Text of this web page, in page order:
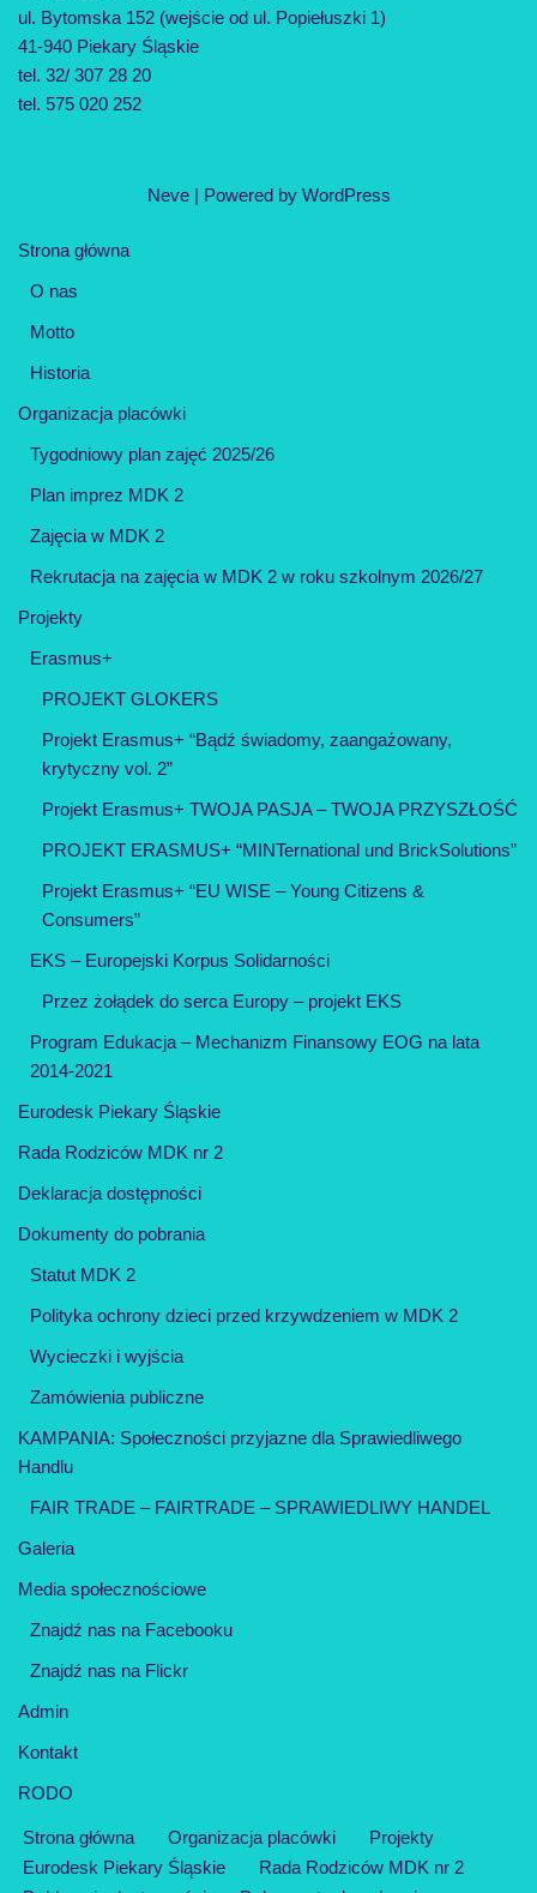
ul. Bytomska 152 (wejście od ul. Popiełuszki 1)
41-940 Piekary Śląskie
tel. 32/ 307 28 20
tel. 575 020 252
Neve| Powered by WordPress
Strona główna
O nas
Motto
Historia
Organizacja placówki
Tygodniowy plan zajęć 2025/26
Plan imprez MDK 2
Zajęcia w MDK 2
Rekrutacja na zajęcia w MDK 2 w roku szkolnym 2026/27
Projekty
Erasmus+
PROJEKT GLOKERS
Projekt Erasmus+ “Bądź świadomy, zaangażowany,
krytyczny vol. 2”
Projekt Erasmus+ TWOJA PASJA – TWOJA PRZYSZŁOŚĆ
PROJEKT ERASMUS+ “MINTernational und BrickSolutions”
Projekt Erasmus+ “EU WISE – Young Citizens &
Consumers”
EKS – Europejski Korpus Solidarności
Przez żołądek do serca Europy – projekt EKS
Program Edukacja – Mechanizm Finansowy EOG na lata
2014-2021
Eurodesk Piekary Śląskie
Rada Rodziców MDK nr 2
Deklaracja dostępności
Dokumenty do pobrania
Statut MDK 2
Polityka ochrony dzieci przed krzywdzeniem w MDK 2
Wycieczki i wyjścia
Zamówienia publiczne
KAMPANIA: Społeczności przyjazne dla Sprawiedliwego
Handlu
FAIR TRADE – FAIRTRADE – SPRAWIEDLIWY HANDEL
Galeria
Media społecznościowe
Znajdź nas na Facebooku
Znajdź nas na Flickr
Admin
Kontakt
RODO
Strona główna Organizacja placówki
Projekty
Eurodesk Piekary Śląskie
Rada Rodziców MDK nr 2